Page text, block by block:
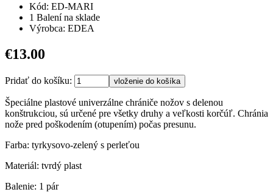
Kód: ED-MARI
1 Balení na sklade
Výrobca: EDEA
€13.00
Pridať do košíku:
Špeciálne plastové univerzálne chrániče nožov s delenou
konštrukciou, sú určené pre všetky druhy a veľkosti korčúľ. Chránia
nože pred poškodením (otupením) počas presunu.
Farba: tyrkysovo-zelený s perleťou
Materiál: tvrdý plast
Balenie: 1 pár